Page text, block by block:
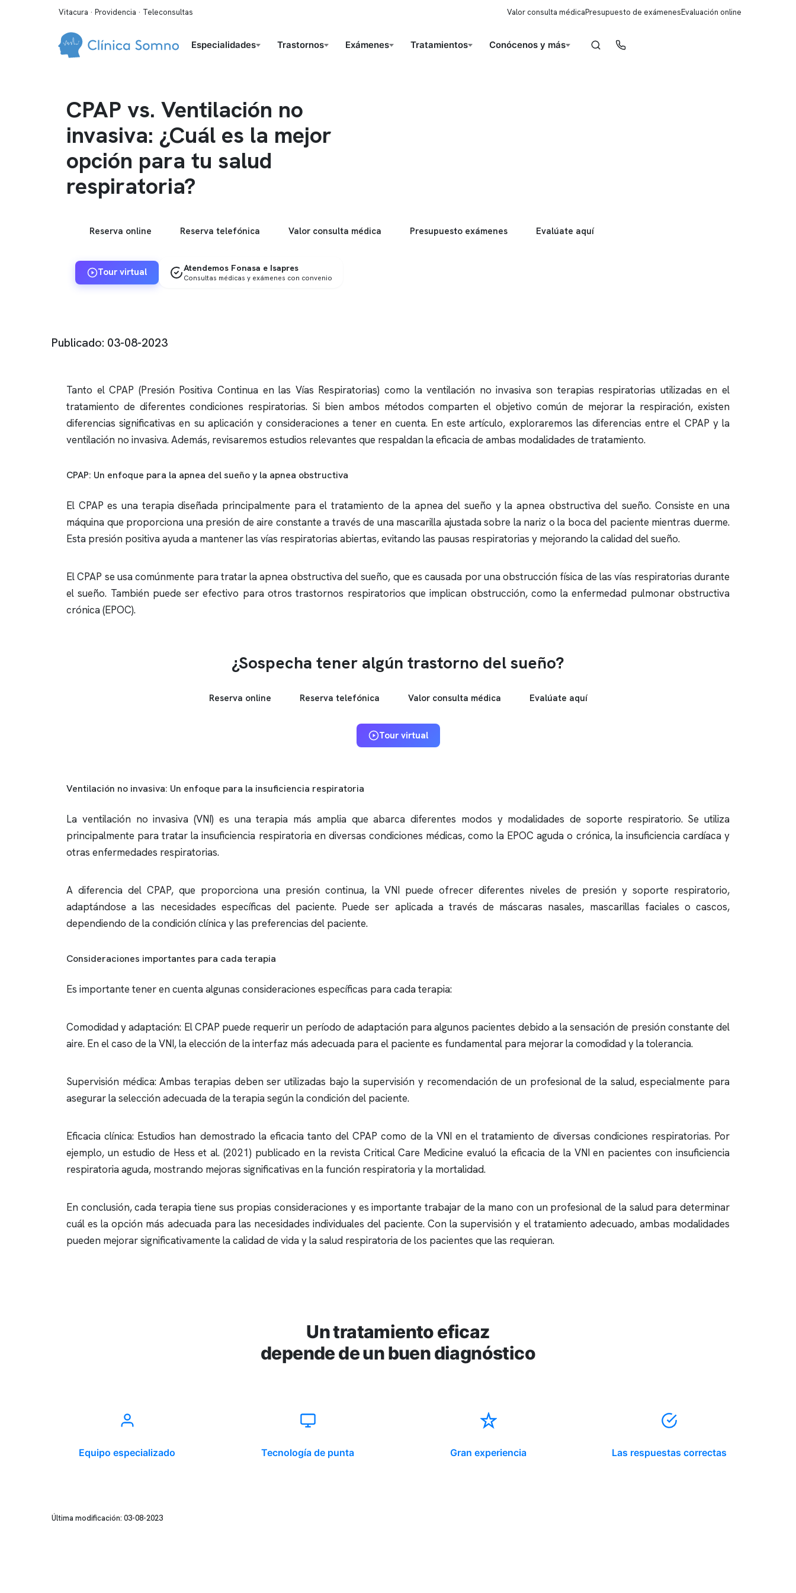
Vitacura · Providencia · Teleconsultas Valor consulta médicaPresupuesto de exámenesEvaluación online
Especialidades Trastornos Exámenes Tratamientos Conócenos y más
CPAP vs. Ventilación no
invasiva: ¿Cuál es la mejor
opción para tu salud
respiratoria?
Reserva online Reserva telefónica Valor consulta médica Presupuesto exámenes Evalúate aquí
Tour virtual Atendemos Fonasa e Isapres
Consultas médicas y exámenes con convenio
Publicado: 03-08-2023
Tanto el CPAP (Presión Positiva Continua en las Vías Respiratorias) como la ventilación no invasiva son terapias respiratorias utilizadas en el
tratamiento de diferentes condiciones respiratorias. Si bien ambos métodos comparten el objetivo común de mejorar la respiración, existen
diferencias significativas en su aplicación y consideraciones a tener en cuenta. En este artículo, exploraremos las diferencias entre el CPAP y la
ventilación no invasiva. Además, revisaremos estudios relevantes que respaldan la eficacia de ambas modalidades de tratamiento.
CPAP: Un enfoque para la apnea del sueñoy la apnea obstructiva
El CPAP es una terapia diseñada principalmente para el tratamiento de la apnea del sueño y laapnea obstructivadel sueño. Consiste en una
máquina que proporciona una presión de aire constante a través de una mascarilla ajustada sobre la nariz o la boca del paciente mientras duerme.
Esta presión positiva ayuda a mantener las vías respiratorias abiertas, evitando las pausas respiratorias y mejorando la calidad del sueño.
El CPAP se usa comúnmente para tratar laapnea obstructivadel sueño, que es causada por una obstrucción física de las vías respiratorias durante
el sueño. También puede ser efectivo para otros trastornos respiratorios que implican obstrucción, como la enfermedad pulmonar obstructiva
crónica (EPOC).
¿Sospecha tener algún trastorno del sueño?
Reserva online Reserva telefónica Valor consulta médica Evalúate aquí
Tour virtual
Ventilación no invasiva: Un enfoque para la insuficiencia respiratoria
La ventilación no invasiva (VNI) es una terapia más amplia que abarca diferentes modos y modalidades de soporte respiratorio. Se utiliza
principalmente para tratar la insuficiencia respiratoria en diversas condiciones médicas, como la EPOC aguda o crónica, la insuficiencia cardíaca y
otras enfermedades respiratorias.
A diferencia del CPAP, que proporciona una presión continua, la VNI puede ofrecer diferentes niveles de presión y soporte respiratorio,
adaptándose a las necesidades específicas del paciente. Puede ser aplicada a través de máscaras nasales, mascarillas faciales o cascos,
dependiendo de la condición clínica y las preferencias del paciente.
Consideraciones importantes para cada terapia
Es importante tener en cuenta algunas consideraciones específicas para cada terapia:
Comodidad y adaptación: El CPAP puede requerir un período de adaptación para algunos pacientes debido a la sensación de presión constante del
aire. En el caso de la VNI, la elección de la interfaz más adecuada para el paciente es fundamental para mejorar la comodidad y la tolerancia.
Supervisión médica: Ambas terapias deben ser utilizadas bajo la supervisión y recomendación de un profesional de la salud, especialmente para
asegurar la selección adecuada de la terapia según la condición del paciente.
Eficacia clínica: Estudios han demostrado la eficacia tanto del CPAP como de la VNI en el tratamiento de diversas condiciones respiratorias. Por
ejemplo, un estudio de Hess et al. (2021) publicado en la revista Critical Care Medicine evaluó la eficacia de la VNI en pacientes con insuficiencia
respiratoria aguda, mostrando mejoras significativas en la función respiratoria y la mortalidad.
En conclusión, cada terapia tiene sus propias consideraciones y es importante trabajar de la mano con un profesional de la salud para determinar
cuál es la opción más adecuada para las necesidades individuales del paciente. Con la supervisión y el tratamiento adecuado, ambas modalidades
pueden mejorar significativamente la calidad de vida y la salud respiratoria de los pacientes que las requieran.
Un tratamiento eficaz
depende de un buen diagnóstico
Equipo especializado Tecnología de punta Gran experiencia Las respuestas correctas
Última modificación: 03-08-2023